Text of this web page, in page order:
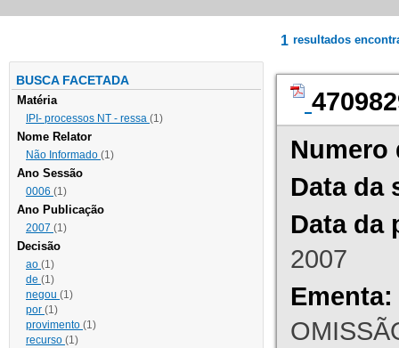
BUSCA FACETADA
Matéria
IPI- processos NT - ressa (1)
Nome Relator
Não Informado (1)
Ano Sessão
0006 (1)
Ano Publicação
2007 (1)
Decisão
ao (1)
de (1)
negou (1)
por (1)
provimento (1)
recurso (1)
1 resultados
Numero
Data da
Data da
2007
Ementa: